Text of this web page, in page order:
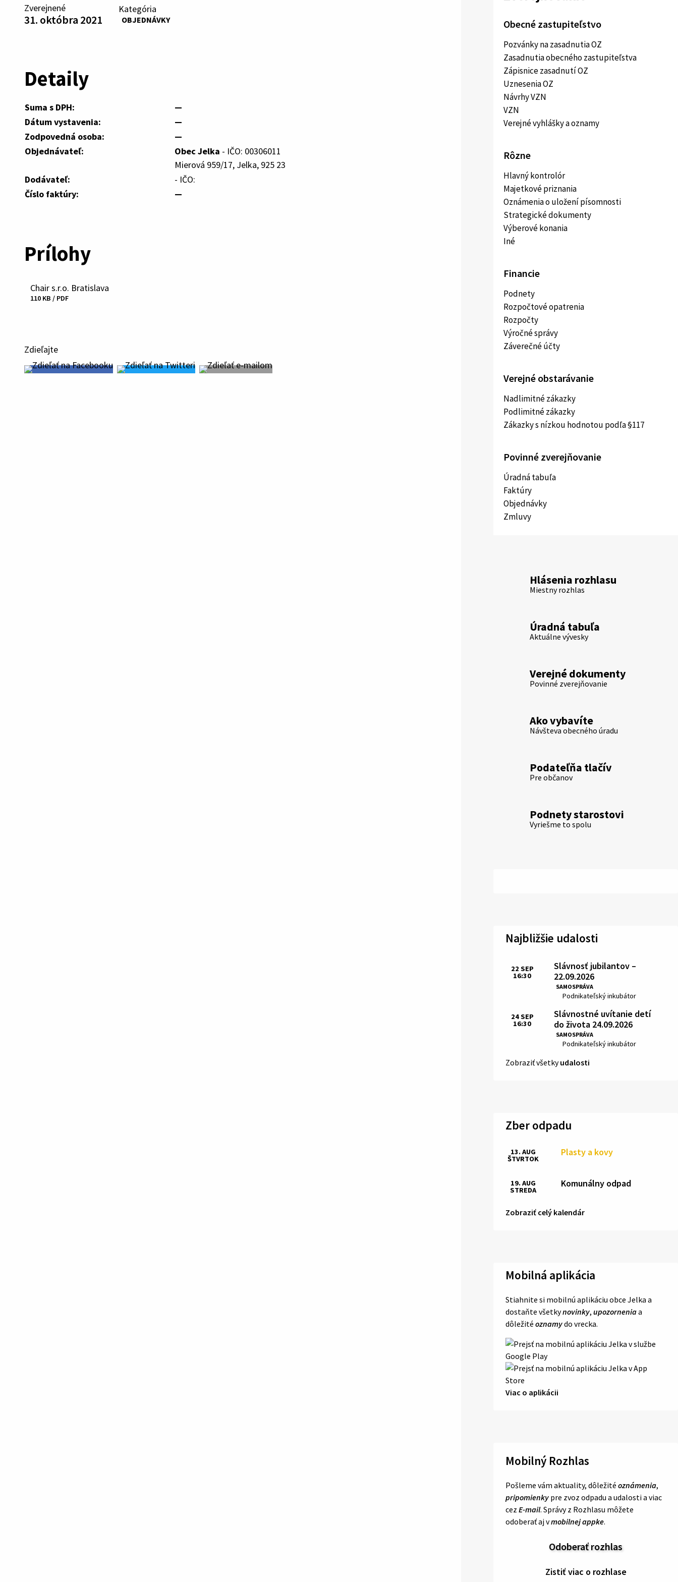
Zverejnené
31. októbra 2021
Kategória
OBJEDNÁVKY
Detaily
Suma s DPH:
—
Dátum vystavenia:
—
Zodpovedná osoba:
—
Objednávateľ:
Obec Jelka - IČO: 00306011
Mierová 959/17, Jelka, 925 23
Dodávateľ:
- IČO:
Číslo faktúry:
—
Prílohy
Stiahnuť
Chair s.r.o. Bratislava
110 KB / PDF
Zdieľajte
Obecné zastupiteľstvo
Pozvánky na zasadnutia OZ
Zasadnutia obecného zastupiteľstva
Zápisnice zasadnutí OZ
Uznesenia OZ
Návrhy VZN
VZN
Verejné vyhlášky a oznamy
Rôzne
Hlavný kontrolór
Majetkové priznania
Oznámenia o uložení písomnosti
Strategické dokumenty
Výberové konania
Iné
Financie
Podnety
Rozpočtové opatrenia
Rozpočty
Výročné správy
Záverečné účty
Verejné obstarávanie
Nadlimitné zákazky
Podlimitné zákazky
Zákazky s nízkou hodnotou podľa §117
Povinné zverejňovanie
Úradná tabuľa
Faktúry
Objednávky
Zmluvy
Hlásenia rozhlasu
Miestny rozhlas
Úradná tabuľa
Aktuálne vývesky
Verejné dokumenty
Povinné zverejňovanie
Ako vybavíte
Návšteva obecného úradu
Podateľňa tlačív
Pre občanov
Podnety starostovi
Vyriešme to spolu
Najbližšie udalosti
Slávnosť jubilantov –
22.09.2026
SAMOSPRÁVA
Miesto:
Podnikateľský inkubátor
Čas:
22 SEP
16:30
Slávnostné uvítanie detí
do života 24.09.2026
SAMOSPRÁVA
Miesto:
Podnikateľský inkubátor
Čas:
24SEP
16:30
Zobraziť všetkyudalosti
Zber odpadu
Plasty a kovy
13. AUG
ŠTVRTOK
Komunálny odpad
19. AUG
STREDA
Zobraziť celý kalendár
Mobilná aplikácia
Stiahnite si mobilnú aplikáciu obce Jelka a
dostaňte všetkynovinky, upozorneniaa
dôležité oznamydo vrecka.
Viac o aplikácii
Mobilný Rozhlas
Pošleme vám aktuality, dôležité oznámenia,
pripomienky pre zvoz odpadu a udalosti a viac
cez E-mail. Správy z Rozhlasu môžete
odoberať aj vmobilnej appke.
Odoberať rozhlas
Zistiť viac o rozhlase